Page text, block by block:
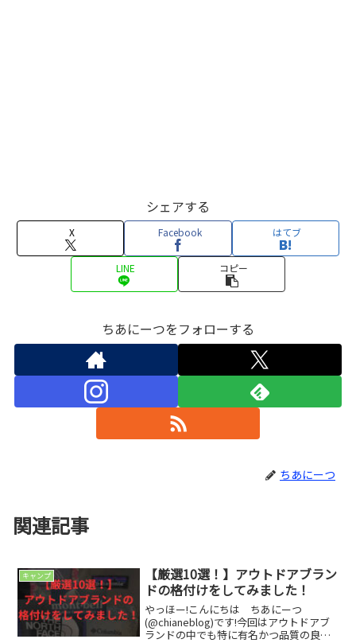
シェアする
X Facebook はてブ
LINE コピー
ちあにーつをフォローする
ちあにーつ
関連記事
キャンプ
【厳選10選！】アウトドアブラン
ドの格付けをしてみました！
やっほー!こんにちは ちあにーつ
(@chianeblog)です!今回はアウトドアブ
ランドの中でも特に有名かつ品質の良い